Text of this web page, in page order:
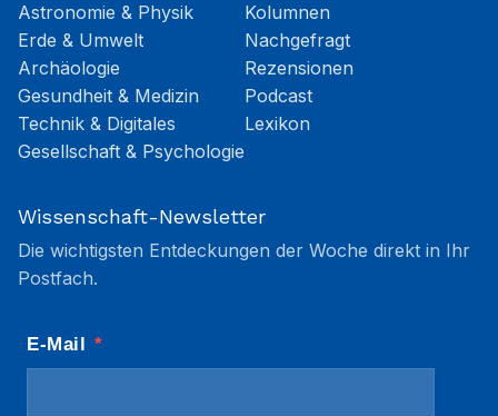
Astronomie & Physik
Erde & Umwelt
Archäologie
Gesundheit & Medizin
Technik & Digitales
Gesellschaft & Psychologie
Kolumnen
Nachgefragt
Rezensionen
Podcast
Lexikon
Wissenschaft-Newsletter
Die wichtigsten Entdeckungen der Woche direkt in Ihr
Postfach.